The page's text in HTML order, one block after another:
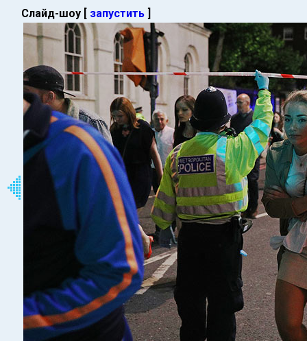
Слайд-шоу [ запустить ]